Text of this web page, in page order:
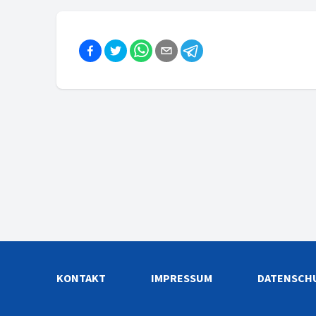
KONTAKT IMPRESSUM